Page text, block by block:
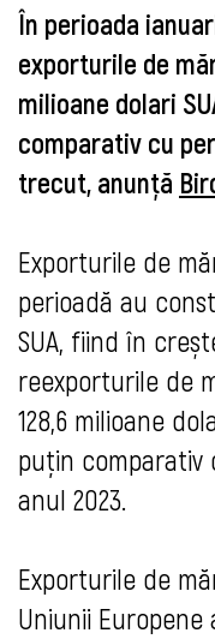
În perioada
exporturile de
milioane dolari
comparativ cu
trecut, anunță
Exporturile de
perioadă au
SUA, fiind în
reexporturile de
128,6 milioane
puțin comparativ
anul 2023.
Exporturile de
Uniunii